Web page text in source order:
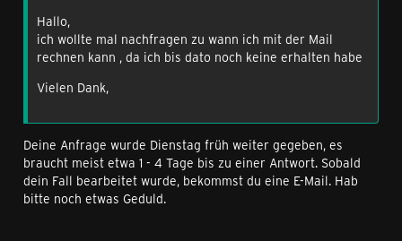
Hallo,
ich wollte mal nachfragen zu wann ich mit der Mail
rechnen kann , da ich bis dato noch keine erhalten habe
Vielen Dank,
Deine Anfrage wurde Dienstag früh weiter gegeben, es
braucht meist etwa 1 - 4 Tage bis zu einer Antwort. Sobald
dein Fall bearbeitet wurde, bekommst du eine E-Mail. Hab
bitte noch etwas Geduld.